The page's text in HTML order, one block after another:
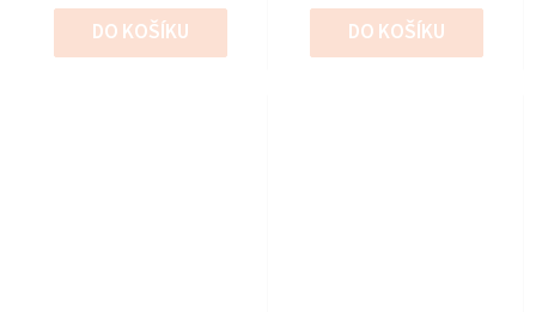
DO KOŠÍKU DO KOŠÍKU